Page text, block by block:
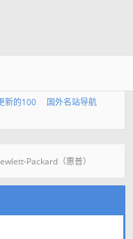
新的100
国外名站导航
Packard（惠普）